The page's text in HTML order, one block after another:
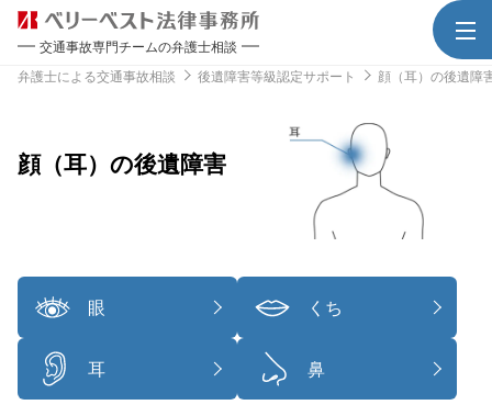
交通事故専門チームの弁護士相談
弁護士による交通事故相談
後遺障害等級認定サポート 顔（耳）の後遺障
顔（耳）の後遺障害
眼 くち
耳 鼻